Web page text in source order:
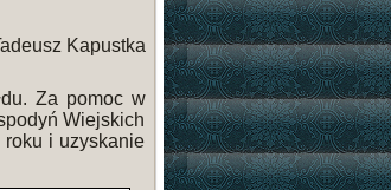
Kapustka
Za pomoc w
Wiejskich
roku i uzyskanie